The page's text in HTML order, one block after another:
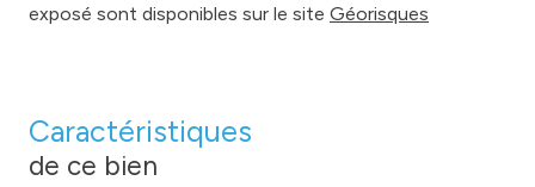
exposé sont disponibles sur le site Géorisques
Caractéristiques
de ce bien